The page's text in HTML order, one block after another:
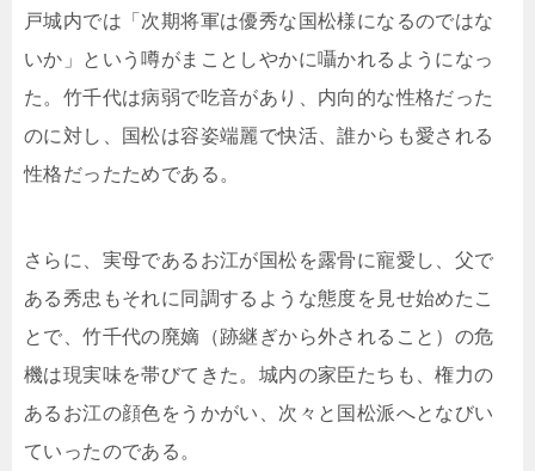
戸城内では「次期将軍は優秀な国松様になるのではな
いか」という噂がまことしやかに囁かれるようになっ
た。竹千代は病弱で吃音があり、内向的な性格だった
のに対し、国松は容姿端麗で快活、誰からも愛される
性格だったためである。
さらに、実母であるお江が国松を露骨に寵愛し、父で
ある秀忠もそれに同調するような態度を見せ始めたこ
とで、竹千代の廃嫡（跡継ぎから外されること）の危
機は現実味を帯びてきた。城内の家臣たちも、権力の
あるお江の顔色をうかがい、次々と国松派へとなびい
ていったのである。